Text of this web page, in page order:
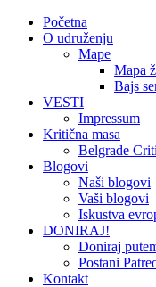
Početna
O udruženju
Mape
Mapa
Bajs
VESTI
Impressum
Kritična masa
Belgrade
Blogovi
Naši blogovi
Vaši blogovi
Iskustva
DONIRAJ!
Doniraj
Postani
Kontakt